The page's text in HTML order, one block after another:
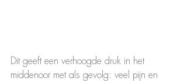
Dit geeft een verhoogde druk in het
middenoor met als gevolg: veel pijn en